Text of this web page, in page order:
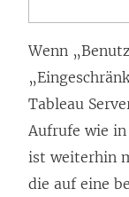
Wenn
Tableau
Aufrufe wie in
ist weiterhin
die auf eine